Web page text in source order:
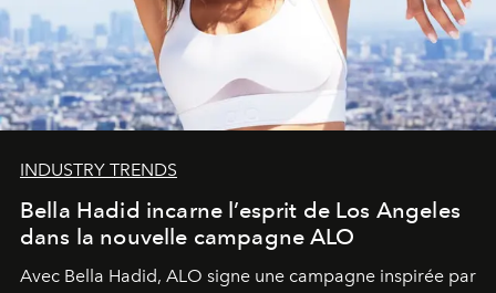
INDUSTRY TRENDS
Bella Hadid incarne l’esprit de Los Angeles
dans la nouvelle campagne ALO
Avec Bella Hadid, ALO signe une campagne inspirée par